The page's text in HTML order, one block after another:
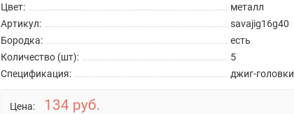
Цвет:
металл
Артикул:
savajig16g40
Бородка:
есть
Количество (шт):
5
Спецификация:
джиг-головки
Цена: 134 руб.